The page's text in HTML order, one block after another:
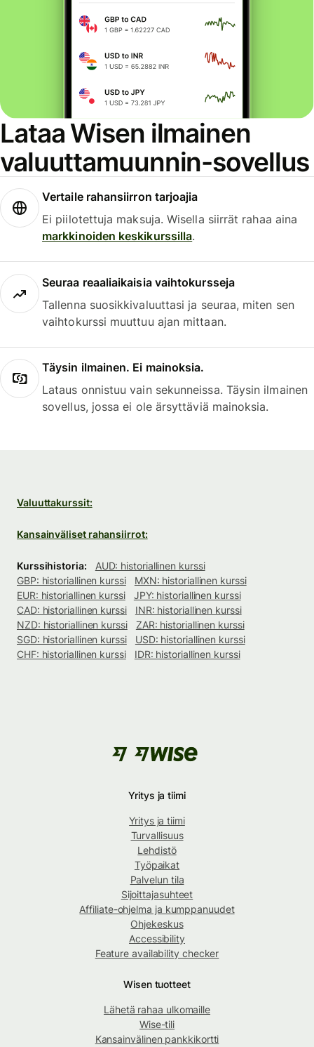
Lataa Wisen ilmainen
valuuttamuunnin-sovellus
Vertaile rahansiirron tarjoajia
Ei piilotettuja maksuja. Wisella siirrät rahaa aina
markkinoiden keskikurssilla.
Seuraa reaaliaikaisia vaihtokursseja
Tallenna suosikkivaluuttasi ja seuraa, miten sen
vaihtokurssi muuttuu ajan mittaan.
Täysin ilmainen. Ei mainoksia.
Lataus onnistuu vain sekunneissa. Täysin ilmainen
sovellus, jossa ei ole ärsyttäviä mainoksia.
Valuuttakurssit:
Kansainväliset rahansiirrot:
Kurssihistoria:
AUD: historiallinen kurssi
GBP: historiallinen kurssi
MXN: historiallinen kurssi
EUR: historiallinen kurssi
JPY: historiallinen kurssi
CAD: historiallinen kurssi
INR: historiallinen kurssi
NZD: historiallinen kurssi
ZAR: historiallinen kurssi
SGD: historiallinen kurssi
USD: historiallinen kurssi
CHF: historiallinen kurssi
IDR: historiallinen kurssi
Yritys ja tiimi
Yritys ja tiimi
Turvallisuus
Lehdistö
Työpaikat
Palvelun tila
Sijoittajasuhteet
Affiliate-ohjelma ja kumppanuudet
Ohjekeskus
Accessibility
Feature availability checker
Wisen tuotteet
Lähetä rahaa ulkomaille
Wise-tili
Kansainvälinen pankkikortti